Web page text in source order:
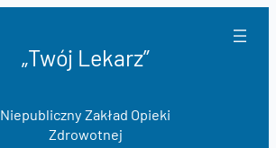
„Twój Lekarz”
Niepubliczny Zakład Opieki
Zdrowotnej